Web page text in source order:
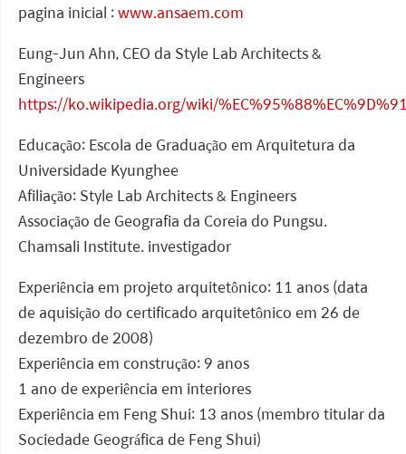
pagina inicial :www.ansaem.com
Eung-Jun Ahn, CEO da Style Lab Architects &
Engineers
https://ko.wikipedia.org/wiki/
Educação: Escola de Graduação em Arquitetura da
Universidade Kyunghee
Afiliação: Style Lab Architects & Engineers
Associação de Geografia da Coreia do Pungsu.
Chamsali Institute. investigador
Experiência em projeto arquitetônico: 11 anos (data
de aquisição do certificado arquitetônico em 26 de
dezembro de 2008)
Experiência em construção: 9 anos
1 ano de experiência em interiores
Experiência em Feng Shui: 13 anos (membro titular da
Sociedade Geográfica de Feng Shui)